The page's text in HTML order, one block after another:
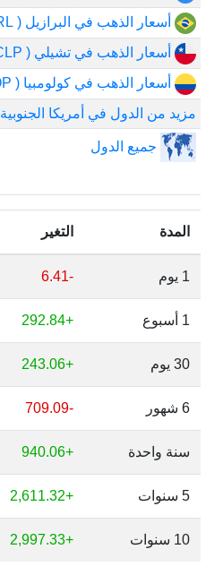
أسعار الذهب في البرازيل ( BRL)
أسعار الذهب في تشيلي ( CLP)
أسعار الذهب في كولومبيا ( COP)
مزيد من الدول في أمريكا الجنوبية
جميع الدول
المدة التغير
1 يوم -6.41
1 أسبوع +292.84
30 يوم +243.06
6 شهور -709.09
سنة واحدة +940.06
5 سنوات +2,611.32
10 سنوات +2,997.33